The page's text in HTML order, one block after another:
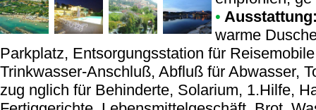
•
warme
Parkplatz, Entsorgungsstation für
Trinkwasser-Anschluß, Abfluß für Abwasser,
zug nglich für Behinderte, Solarium, 1.Hilfe,